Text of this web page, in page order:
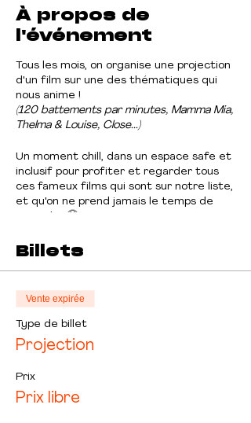
À propos de
l'événement
Tous les mois, on organise une projection
d'un film sur une des thématiques qui
nous anime !
(120 battements par minutes, Mamma Mia,
Thelma & Louise, Close...)
Un moment chill, dans un espace safe et
inclusif pour profiter et regarder tous
ces fameux films qui sont sur notre liste,
et qu'on ne prend jamais le temps de
On aimerait aussi favoriser les
n'hésite pas à nous contactez 🫶🏼
Billets
Vente expirée
Type de billet
Projection
Prix
Prix libre